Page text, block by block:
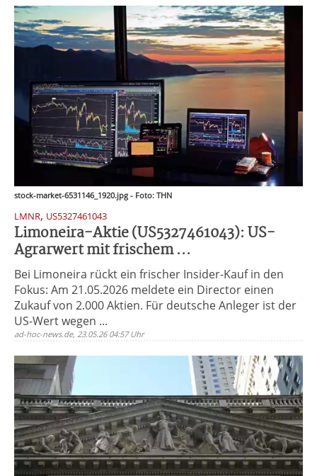
stock-market-6531146_1920.jpg - Foto: THN
LMNR, US5327461043
Limoneira-Aktie (US5327461043): US-
Agrarwert mit frischem ...
Bei Limoneira rückt ein frischer Insider-Kauf in den
Fokus: Am 21.05.2026 meldete ein Director einen
Zukauf von 2.000 Aktien. Für deutsche Anleger ist der
US-Wert wegen ...
ad-hoc-news.de, 23.05.26 04:57 Uhr